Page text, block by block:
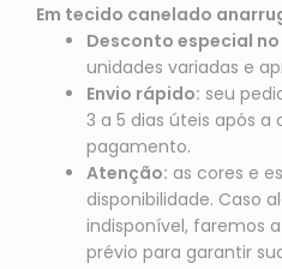
Em tecido canelado
Desconto especial
unidades variadas e
Envio rápido: seu
3 a 5 dias úteis após
pagamento.
Atenção: as cores e
disponibilidade. Caso
indisponível, faremos
prévio para garantir